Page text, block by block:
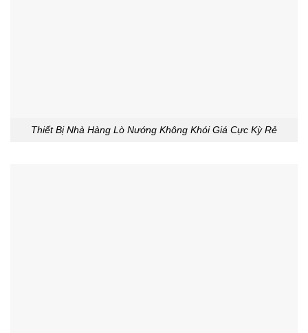
Thiết Bị Nhà Hàng Lò Nướng Không Khói Giá Cực Kỳ Rẻ